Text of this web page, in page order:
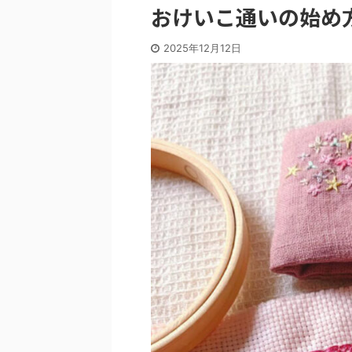
おけいこ通いの始め
2025年12月12日